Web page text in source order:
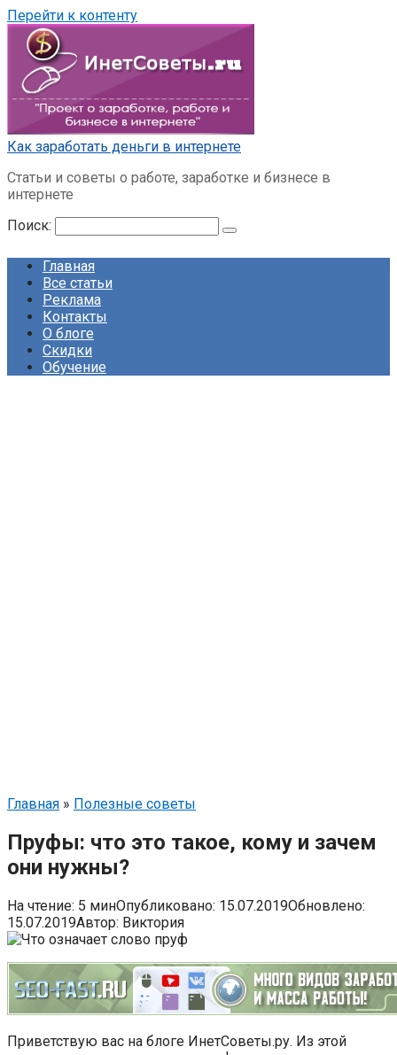
Перейти к контенту
Как заработать деньги в интернете
Статьи и советы о работе, заработке и бизнесе в
интернете
Поиск:
Главная
Все статьи
Реклама
Контакты
О блоге
Скидки
Обучение
Главная » Полезные советы
Пруфы: что это такое, кому и зачем
они нужны?
На чтение: 5 минОпубликовано: 15.07.2019Обновлено:
15.07.2019Автор: Виктория
Приветствую вас на блоге ИнетСоветы.ру. Из этой